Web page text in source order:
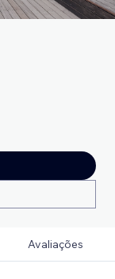
Avaliações